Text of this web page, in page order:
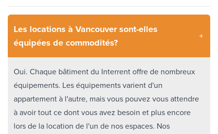
Les locations à Vancouver sont-elles
équipées de commodités?
Oui. Chaque bâtiment du Interrent offre de nombreux
équipements. Les équipements varient d'un
appartement à l'autre, mais vous pouvez vous attendre
à avoir tout ce dont vous avez besoin et plus encore
lors de la location de l'un de nos espaces. Nos